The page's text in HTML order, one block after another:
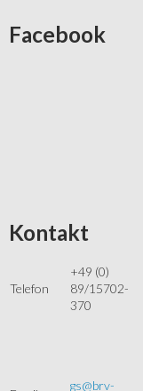
Facebook
Kontakt
Telefon
+49 (0)
89/15702-
370
gs@brv-